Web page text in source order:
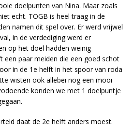
doelpunten van Nina. Maar zoals
echt. TOGB is heel traag in de
namen dit spel over. Er werd vrijwel
in de verdediging werd er
op het doel hadden weinig
een paar meiden die een goed schot
in de 1e helft in het spoor van roda
wisten ook allebei nog een mooi
konden we met 1 doelpuntje
daat de 2e helft anders moest.